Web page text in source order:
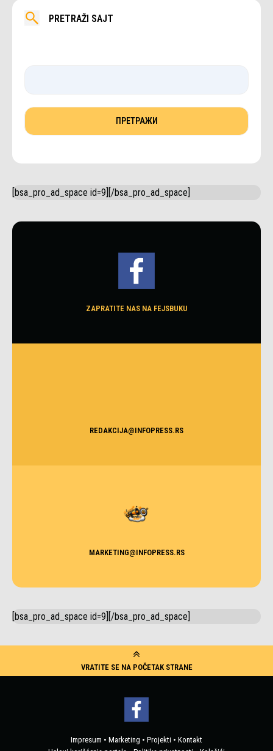
PRETRAŽI SAJT
[bsa_pro_ad_space id=9][/bsa_pro_ad_space]
ZAPRATITE NAS NA FEJSBUKU
REDAKCIJA@INFOPRESS.RS
MARKETING@INFOPRESS.RS
[bsa_pro_ad_space id=9][/bsa_pro_ad_space]
VRATITE SE NA POČETAK STRANE
Impresum • Marketing • Projekti • Kontakt